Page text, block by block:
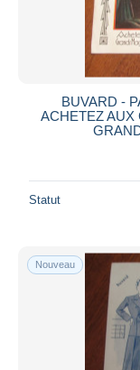
BUVARD -
ACHETEZ
Statut
Nouveau